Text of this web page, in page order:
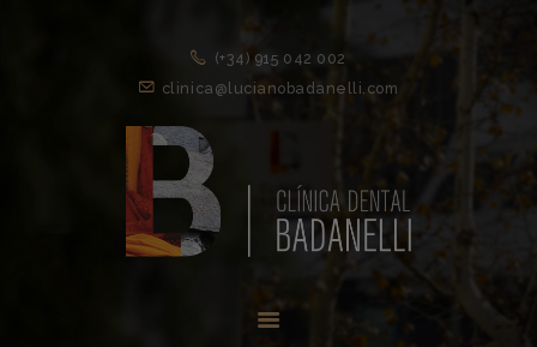
(+34) 915 042 002
clinica@lucianobadanelli.com